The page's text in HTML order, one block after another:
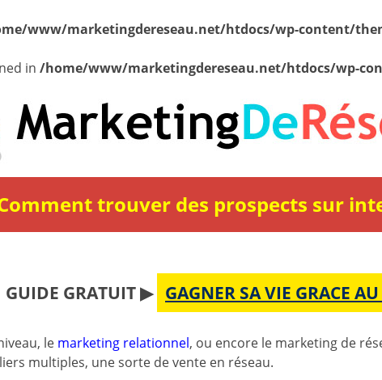
www/marketingdereseau.net/htdocs/wp-content/
in /home/www/marketingdereseau.net/htdocs/wp-
trouver des prospects sur
GUIDE GRATUIT ▶ GAGNER SA VIE GRACE
le marketing relationnel, ou encore le marketing de
multiples, une sorte de vente en réseau.